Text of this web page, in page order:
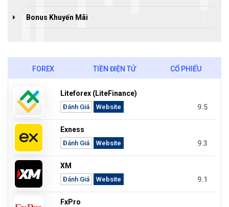
Bonus Khuyến Mãi
FOREX TIỀN ĐIỆN TỬ CỔ PHIẾU
Liteforex (LiteFinance)
Đánh Giá Website 9.5
Exness
Đánh Giá Website 9.3
XM
Đánh Giá Website 9.1
FxPro